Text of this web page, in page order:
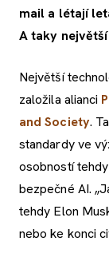
mail a létají
A taky
Největší
založila alianci
and Society.
standardy ve
osobností
bezpečné AI.
tehdy Elon
nebo ke konci